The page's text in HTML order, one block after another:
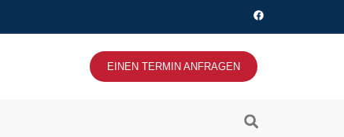
EINEN TERMIN ANFRAGEN